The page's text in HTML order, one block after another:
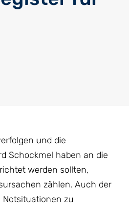
und die
Schockmel haben an die
werden sollten,
zählen. Auch der
Notsituationen zu